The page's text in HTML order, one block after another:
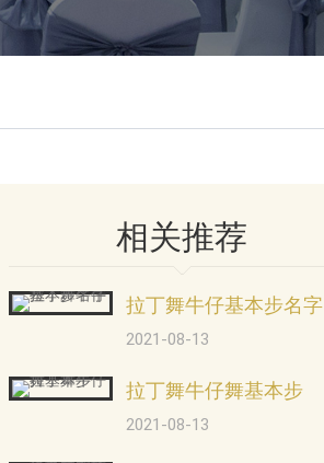
相关推荐
拉丁舞牛仔基本步名字
2021-08-13
拉丁舞牛仔舞基本步
2021-08-13